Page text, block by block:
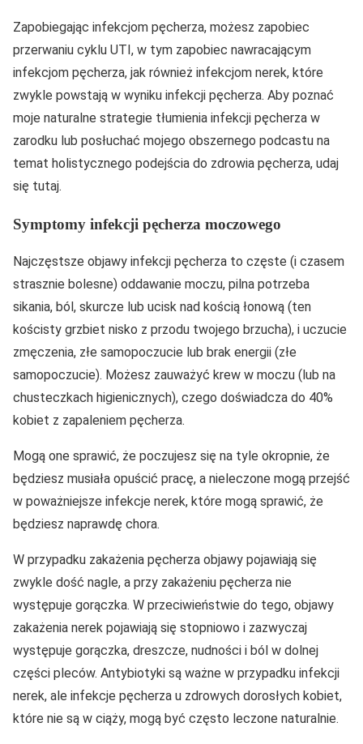
Zapobiegając infekcjom pęcherza, możesz zapobiec
przerwaniu cyklu UTI, w tym zapobiec nawracającym
infekcjom pęcherza, jak również infekcjom nerek, które
zwykle powstają w wyniku infekcji pęcherza. Aby poznać
moje naturalne strategie tłumienia infekcji pęcherza w
zarodku lub posłuchać mojego obszernego podcastu na
temat holistycznego podejścia do zdrowia pęcherza, udaj
się tutaj.
Symptomy infekcji pęcherza moczowego
Najczęstsze objawy infekcji pęcherza to częste (i czasem
strasznie bolesne) oddawanie moczu, pilna potrzeba
sikania, ból, skurcze lub ucisk nad kością łonową (ten
kościsty grzbiet nisko z przodu twojego brzucha), i uczucie
zmęczenia, złe samopoczucie lub brak energii (złe
samopoczucie). Możesz zauważyć krew w moczu (lub na
chusteczkach higienicznych), czego doświadcza do 40%
kobiet z zapaleniem pęcherza.
Mogą one sprawić, że poczujesz się na tyle okropnie, że
będziesz musiała opuścić pracę, a nieleczone mogą przejść
w poważniejsze infekcje nerek, które mogą sprawić, że
będziesz naprawdę chora.
W przypadku zakażenia pęcherza objawy pojawiają się
zwykle dość nagle, a przy zakażeniu pęcherza nie
występuje gorączka. W przeciwieństwie do tego, objawy
zakażenia nerek pojawiają się stopniowo i zazwyczaj
występuje gorączka, dreszcze, nudności i ból w dolnej
części pleców. Antybiotyki są ważne w przypadku infekcji
nerek, ale infekcje pęcherza u zdrowych dorosłych kobiet,
które nie są w ciąży, mogą być często leczone naturalnie.